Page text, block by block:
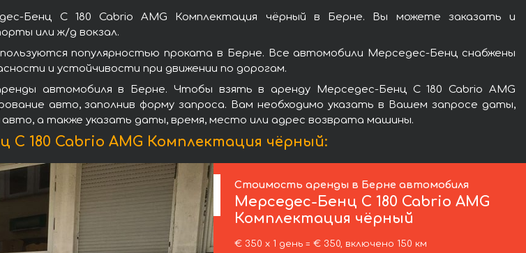
Бенц C 180 Cabrio AMG Комплектация чёрный в Берне. Вы можете заказать и
или ж/д вокзал.
популярностью проката в Берне. Все автомобили Мерседес-Бенц снабжены
и устойчивости при движении по дорогам.
автомобиля в Берне. Чтобы взять в аренду Мерседес-Бенц C 180 Cabrio AMG
авто, заполнив форму запроса. Вам необходимо указать в Вашем запросе даты,
а также указать даты, время, место или адрес возврата машины.
180 Cabrio AMG Комплектация чёрный:
Стоимость аренды в Берне автомобиля
Мерседес-Бенц C 180 Cabrio AMG
Комплектация чёрный
€ 350 х 1 день = € 350, включено 150 км